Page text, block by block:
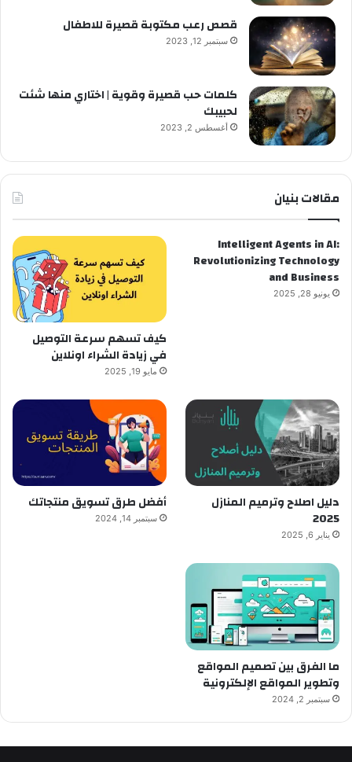
قصص رعب مكتوبة قصيرة للاطفال
سبتمبر 12, 2023
كلمات حب قصيرة وقوية | اختاري منها شئت
لحبيبك
أغسطس 2, 2023
مقالات بنيان
Intelligent Agents in AI:
Revolutionizing Technology
and Business
يونيو 28, 2025
كيف تسهم سرعة التوصيل
في زيادة الشراء اونلاين
مايو 19, 2025
دليل اصلاح وترميم المنازل
2025
يناير 6, 2025
أفضل طرق تسويق منتجاتك
سبتمبر 14, 2024
ما الفرق بين تصميم المواقع
وتطوير المواقع الإلكترونية
سبتمبر 2, 2024